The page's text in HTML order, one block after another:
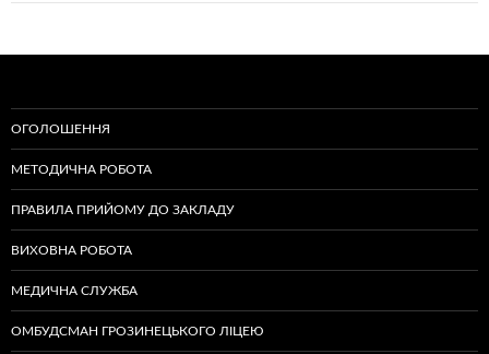
ОГОЛОШЕННЯ
МЕТОДИЧНА РОБОТА
ПРАВИЛА ПРИЙОМУ ДО ЗАКЛАДУ
ВИХОВНА РОБОТА
МЕДИЧНА СЛУЖБА
ОМБУДСМАН ГРОЗИНЕЦЬКОГО ЛІЦЕЮ